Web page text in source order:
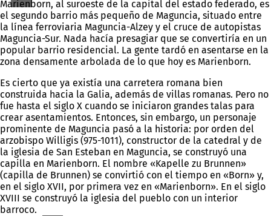
Marienborn, al suroeste de la capital del estado federado, es
el segundo barrio más pequeño de Maguncia, situado entre
la línea ferroviaria Maguncia-Alzey y el cruce de autopistas
Maguncia-Sur. Nada hacía presagiar que se convertiría en un
popular barrio residencial. La gente tardó en asentarse en la
zona densamente arbolada de lo que hoy es Marienborn.
Es cierto que ya existía una carretera romana bien
construida hacia la Galia, además de villas romanas. Pero no
fue hasta el siglo X cuando se iniciaron grandes talas para
crear asentamientos. Entonces, sin embargo, un personaje
prominente de Maguncia pasó a la historia: por orden del
arzobispo Willigis (975-1011), constructor de la catedral y de
la iglesia de San Esteban en Maguncia, se construyó una
capilla en Marienborn. El nombre «Kapelle zu Brunnen»
(capilla de Brunnen) se convirtió con el tiempo en «Born» y,
en el siglo XVII, por primera vez en «Marienborn». En el siglo
XVIII se construyó la iglesia del pueblo con un interior
barroco.